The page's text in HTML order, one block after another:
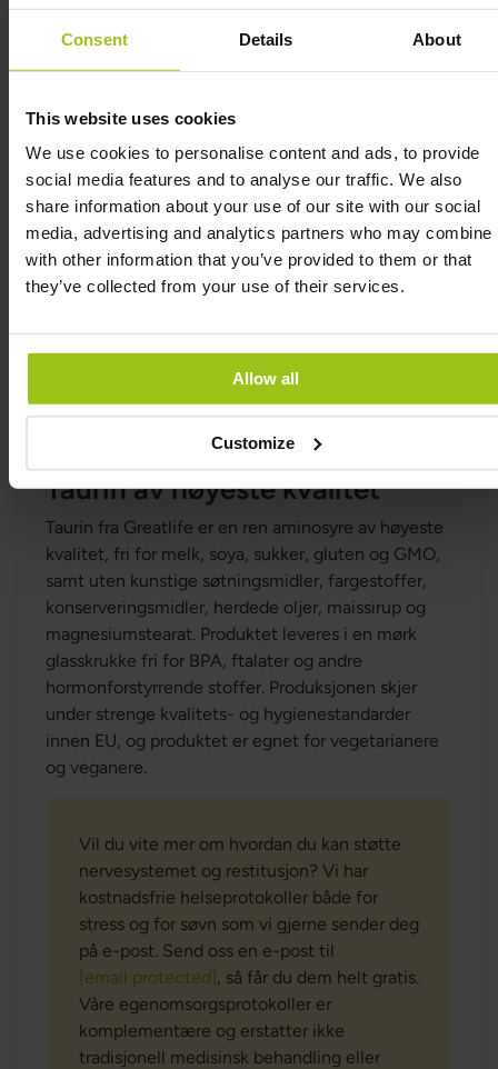
Consent Details About
This website uses cookies
We use cookies to personalise content and ads, to provide
social media features and to analyse our traffic. We also
share information about your use of our site with our social
media, advertising and analytics partners who may combine
with other information that you’ve provided to them or that
they’ve collected from your use of their services.
Allow all
Customize
Taurin bidrar til normal hjertefunksjon og elektrisk
stabilitet.
Det støtter en balansert væske- og
Støtte for balansen i nervesystemet
Taurin kan virke beroligende ved å modulere
nervesignaleringen.
Det støtter kroppens naturlige stressregulering.
Støtte for muskler og restitusjon
utholdenhet.
stress.
Taurin av høyeste kvalitet
Taurin fra Greatlife er en ren aminosyre av høyeste
kvalitet, fri for melk, soya, sukker, gluten og GMO,
samt uten kunstige søtningsmidler, fargestoffer,
konserveringsmidler, herdede oljer, maissirup og
magnesiumstearat. Produktet leveres i en mørk
glasskrukke fri for BPA, ftalater og andre
hormonforstyrrende stoffer. Produksjonen skjer
under strenge kvalitets- og hygienestandarder
innen EU, og produktet er egnet for vegetarianere
og veganere.
Vil du vite mer om hvordan du kan støtte
nervesystemet og restitusjon? Vi har
kostnadsfrie helseprotokoller både for
stress og for søvn som vi gjerne sender deg
på e-post. Send oss en e-post til
[email protected] , så får du dem helt gratis.
Våre egenomsorgsprotokoller er
komplementære og erstatter ikke
tradisjonell medisinsk behandling eller